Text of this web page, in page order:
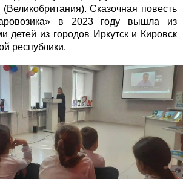
Сказочная повесть
в 2023 году вышла из
детей из городов Иркутск и Кировск
республики.